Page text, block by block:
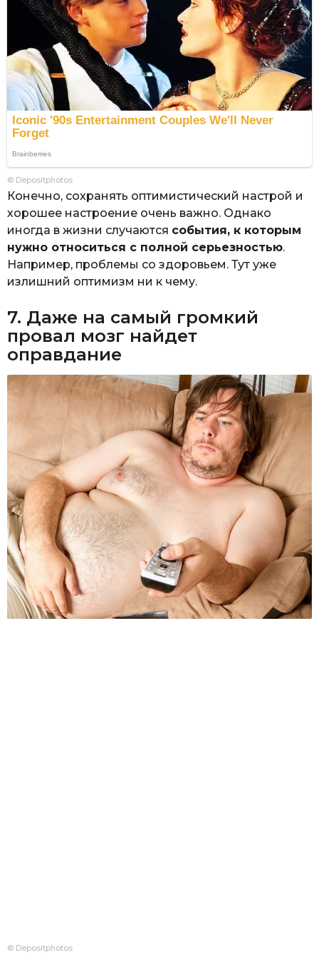
© Depositphotos
Конечно, сохранять оптимистический настрой и
хорошее настроение очень важно. Однако
иногда в жизни случаются события, к которым
нужно относиться с полной серьезностью.
Например, проблемы со здоровьем. Тут уже
излишний оптимизм ни к чему.
7. Даже на самый громкий
провал мозг найдет
оправдание
© Depositphotos